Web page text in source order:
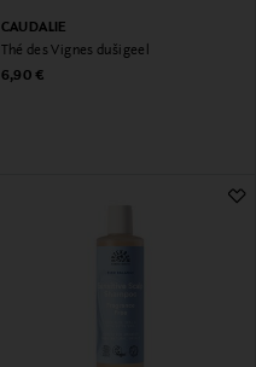
CAUDALIE
Thé des Vignes dušigeel
Original Price
6,90 €